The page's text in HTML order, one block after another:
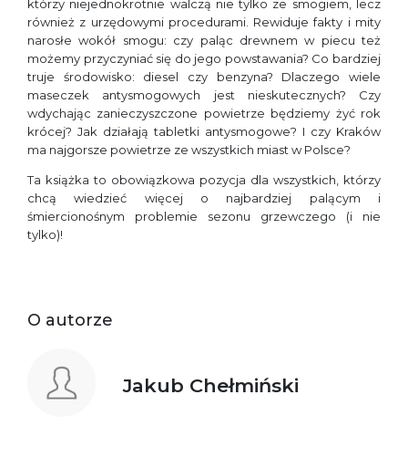
którzy niejednokrotnie walczą nie tylko ze smogiem, lecz
również z urzędowymi procedurami. Rewiduje fakty i mity
narosłe wokół smogu: czy paląc drewnem w piecu też
możemy przyczyniać się do jego powstawania? Co bardziej
truje środowisko: diesel czy benzyna? Dlaczego wiele
maseczek antysmogowych jest nieskutecznych? Czy
wdychając zanieczyszczone powietrze będziemy żyć rok
krócej? Jak działają tabletki antysmogowe? I czy Kraków
ma najgorsze powietrze ze wszystkich miast w Polsce?
Ta książka to obowiązkowa pozycja dla wszystkich, którzy
chcą wiedzieć więcej o najbardziej palącym i
śmiercionośnym problemie sezonu grzewczego (i nie
tylko)!
O autorze
Jakub Chełmiński